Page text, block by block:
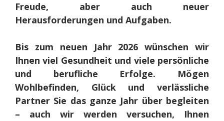
Freude, aber auch neuer
Herausforderungen und Aufgaben.
Bis zum neuen Jahr 2026 wünschen wir
Ihnen viel Gesundheit und viele persönliche
und berufliche Erfolge. Mögen
Wohlbefinden, Glück und verlässliche
Partner Sie das ganze Jahr über begleiten
– auch wir werden versuchen, Ihnen